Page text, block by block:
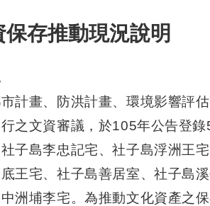
存推動現況說明
計畫、防洪計畫、環境影響評
之文資審議，於105年公告登
子島李忠記宅、社子島浮洲王
王宅、社子島善居室、社子島
洲埔李宅。為推動文化資產之